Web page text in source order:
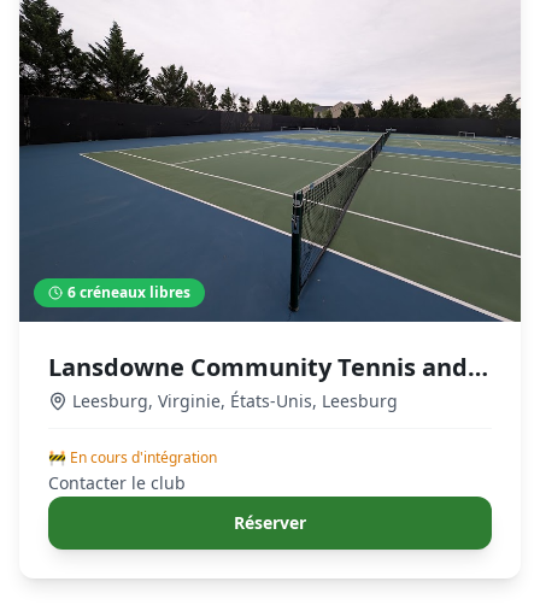
6créneaux libres
Lansdowne Community Tennis and
Pickleball Courts
Leesburg, Virginie, États-Unis, Leesburg
🚧 En cours d'intégration
Contacter le club
Réserver